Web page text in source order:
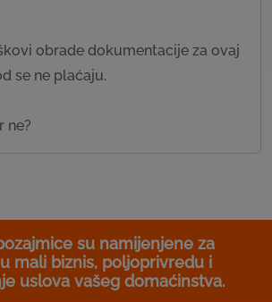
obrade dokumentacije za ovaj
se ne plaćaju.
ne?
su namijenjene za
mali biznis, poljoprivredu i
uslova vašeg domaćinstva.